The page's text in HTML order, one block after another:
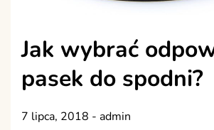
Jak wybrać
pasek do spodni?
7 lipca, 2018 - admin